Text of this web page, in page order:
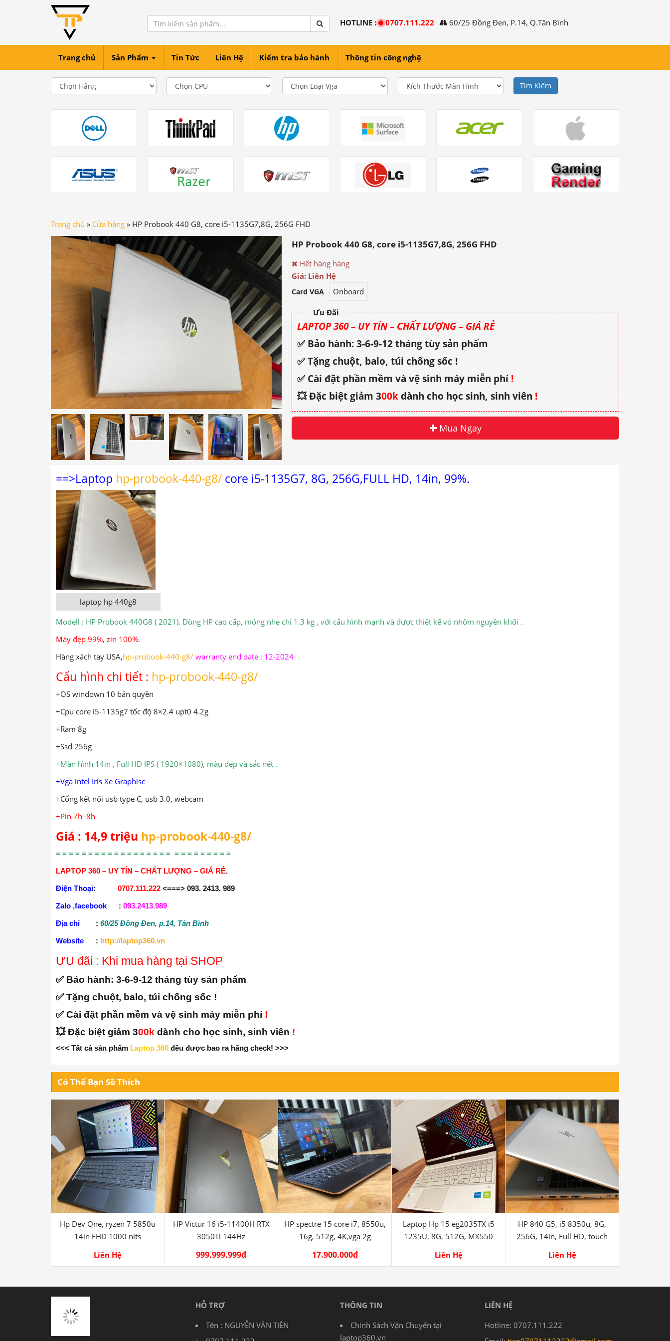
HOTLINE : 0707.111.222 60/25 Đồng Đen, P.14, Q.Tân Bình
Trang chủ Sản Phẩm Tin Tức Liên Hệ Kiểm tra bảo hành Thông tin công nghệ
Tìm Kiếm
Trang chủ » Cửa hàng » HP Probook 440 G8, core i5-1135G7,8G, 256G FHD
HP Probook 440 G8, core i5-1135G7,8G, 256G FHD
Hết hàng hàng
Giá: Liên Hệ
Card VGA Onboard
Ưu Đãi
LAPTOP 360 – UY TÍN – CHẤT LƯỢNG – GIÁ RẺ
✅ Bảo hành: 3-6-9-12 tháng tùy sản phẩm
✅ Tặng chuột, balo, túi chống sốc !
✅ Cài đặt phần mềm và vệ sinh máy miễn phí!
💥 Đặc biệt giảm 300kdành cho học sinh, sinh viên !
Mua Ngay
==>Laptop hp-probook-440-g8/ core i5-1135G7, 8G, 256G,FULL HD, 14in, 99%.
laptop hp 440g8
Modell : HP Probook 440G8 ( 2021). Dòng HP cao cấp, mỏng nhẹ chỉ 1.3 kg , với cấu hình mạnh và được thiết kế vỏ nhôm nguyên khối .
Máy đẹp 99%, zin 100%.
Hàng xách tay USA,hp-probook-440-g8/ warranty end date : 12-2024
Cấu hình chi tiết : hp-probook-440-g8/
+OS windown 10 bản quyền
+Cpu core i5-1135g7 tốc độ 8×2.4 upt0 4.2g
+Ram 8g
+Ssd 256g
+Màn hình 14in , Full HD IPS ( 1920×1080), màu đẹp và sắc nét .
+Vga intel Iris Xe Graphisc
+Cổng kết nối usb type C, usb 3.0, webcam
+Pin 7h–8h
Giá : 14,9 triệu hp-probook-440-g8/
= = = = = = = = = = = = = = = = = = = = = = = = = = =
LAPTOP 360 – UY TÍN – CHẤT LƯỢNG – GIÁ RẺ.
Điện Thoại: 0707.111.222 <===> 093. 2413. 989
Zalo ,facebook : 093.2413.989
Địa chỉ : 60/25 Đồng Đen, p.14, Tân Bình
Website : http://laptop360.vn
ƯU đãi : Khi mua hàng tại SHOP
✅ Bảo hành: 3-6-9-12 tháng tùy sản phẩm
✅ Tặng chuột, balo, túi chống sốc !
✅ Cài đặt phần mềm và vệ sinh máy miễn phí !
💥 Đặc biệt giảm 300k dành cho học sinh, sinh viên !
<<< Tất cả sản phẩm Laptop 360 đều được bao ra hãng check! >>>
Có Thể Bạn Sẽ Thích
Hp Dev One, ryzen 7 5850u
14in FHD 1000 nits
Liên Hệ
HP Victur 16 i5-11400H RTX
3050Ti 144Hz
999.999.999₫
HP spectre 15 core i7, 8550u,
16g, 512g, 4K,vga 2g
17.900.000₫
Laptop Hp 15 eg2035TX i5
1235U, 8G, 512G, MX550
Liên Hệ
HP 840 G5, i5 8350u, 8G,
256G, 14in, Full HD, touch
Liên Hệ
HỖ TRỢ
Tên : NGUYỄN VĂN TIÊN
THÔNG TIN
Chính Sách Vận Chuyển tại
laptop360.vn
LIÊN HỆ
Hotline: 0707.111.222